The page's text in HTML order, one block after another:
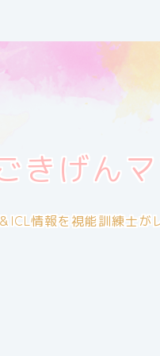
きげん
ICL情報を視能訓練士